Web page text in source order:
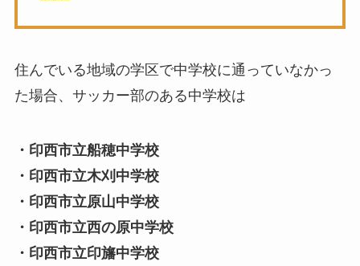
住んでいる地域の学区で中学校に通っていなかっ
た場合、サッカー部のある中学校は
・印西市立船穂中学校
・印西市立木刈中学校
・印西市立原山中学校
・印西市立西の原中学校
・印西市立印旛中学校